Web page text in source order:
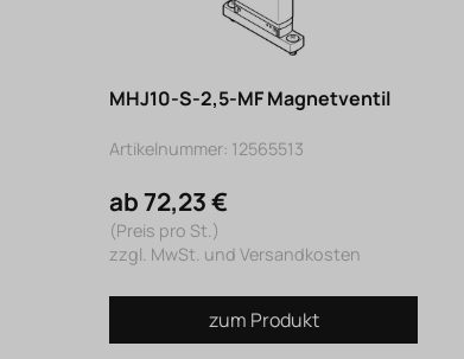
MHJ10-S-2,5-MF Magnetventil
Artikelnummer: 12565513
ab 72,23 €
(Preis pro St.)
zzgl. MwSt. und Versandkosten
zum Produkt